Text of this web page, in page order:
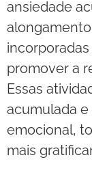
ansiedade
promover a
Essas
acumulada
emocional,
mais